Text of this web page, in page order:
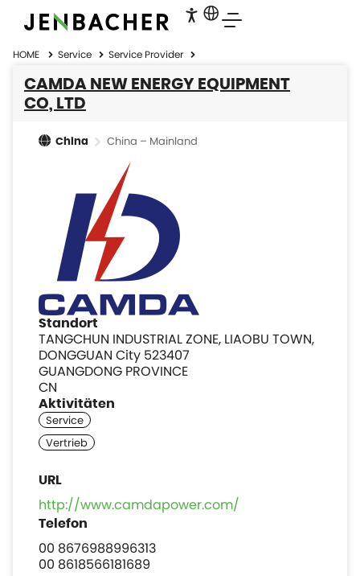
HOME Service Service Provider
CAMDA NEW ENERGY EQUIPMENT
CO, LTD
China China – Mainland
Standort
TANGCHUN INDUSTRIAL ZONE, LIAOBU TOWN,
DONGGUAN City 523407
GUANGDONG PROVINCE
CN
Aktivitäten
http://www.camdapower.com/
00 8676988996313
00 8618566181689